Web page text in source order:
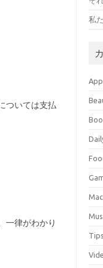
ついては支払
一律がわかり
私
App
Mac
Tips